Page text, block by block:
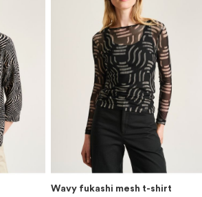
Wavy fukashi mesh t-shirt